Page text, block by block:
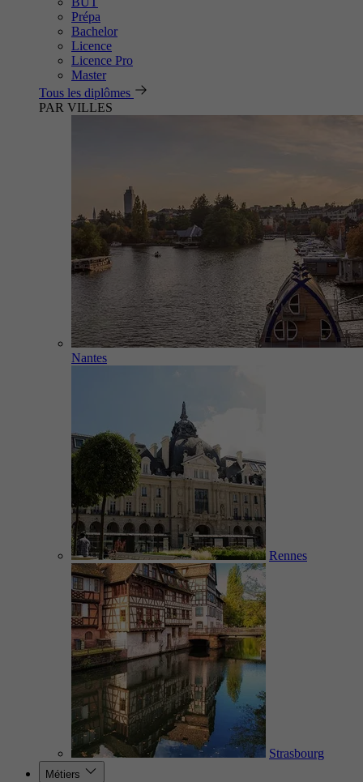
Prépa
Bachelor
Licence
Licence Pro
Master
Tous les diplômes
PAR VILLES
Nantes
Rennes
Strasbourg
Métiers